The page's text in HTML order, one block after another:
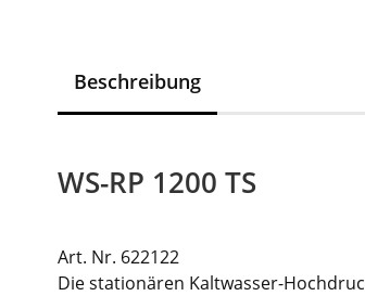
Beschreibung
WS-RP 1200 TS
Art. Nr. 622122
Die stationären Kaltwasser-